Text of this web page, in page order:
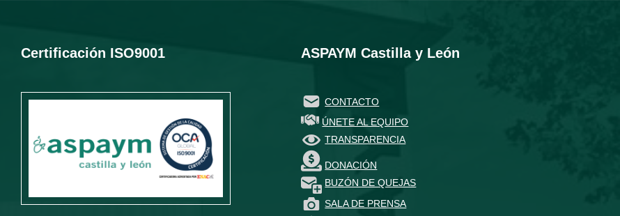
Certificación ISO9001 ASPAYM Castilla y León
CONTACTO
ÚNETE AL EQUIPO
TRANSPARENCIA
DONACIÓN
BUZÓN DE QUEJAS
SALA DE PRENSA